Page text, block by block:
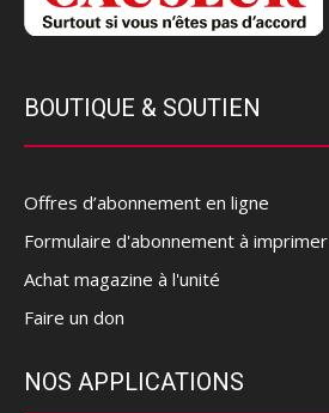
BOUTIQUE & SOUTIEN
Offres d’abonnement en ligne
Formulaire d'abonnement à imprimer
Achat magazine à l'unité
Faire un don
NOS APPLICATIONS